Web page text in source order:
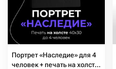
Портрет «Наследие» для 4
человек + печать на холсте